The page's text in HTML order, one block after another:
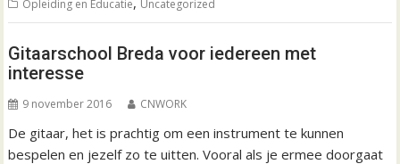
Opleiding en Educatie Uncategorized
Gitaarschool Breda voor iedereen met
interesse
9 november 2016 CNWORK
De gitaar, het is prachtig om een instrument te kunnen
bespelen en jezelf zo te uitten. Vooral als je ermee doorgaat